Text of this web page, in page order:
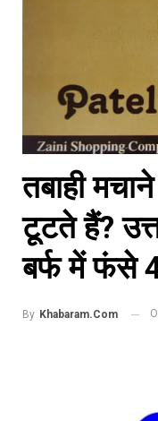
तबाही
टूटते हैं?
बर्फ में फंसे
By Khabaram.Com